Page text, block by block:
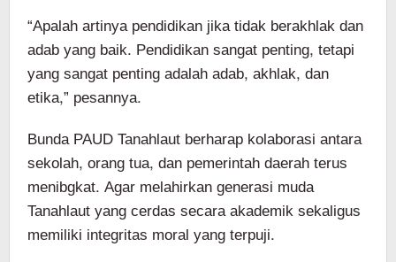
“Apalah artinya pendidikan jika tidak berakhlak dan
adab yang baik. Pendidikan sangat penting, tetapi
yang sangat penting adalah adab, akhlak, dan
etika,” pesannya.
Bunda PAUD Tanahlaut berharap kolaborasi antara
sekolah, orang tua, dan pemerintah daerah terus
menibgkat. Agar melahirkan generasi muda
Tanahlaut yang cerdas secara akademik sekaligus
memiliki integritas moral yang terpuji.